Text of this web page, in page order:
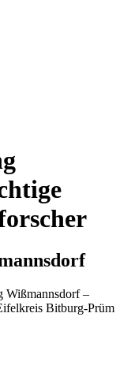
Wißmannsdorf –
Bitburg-Prüm